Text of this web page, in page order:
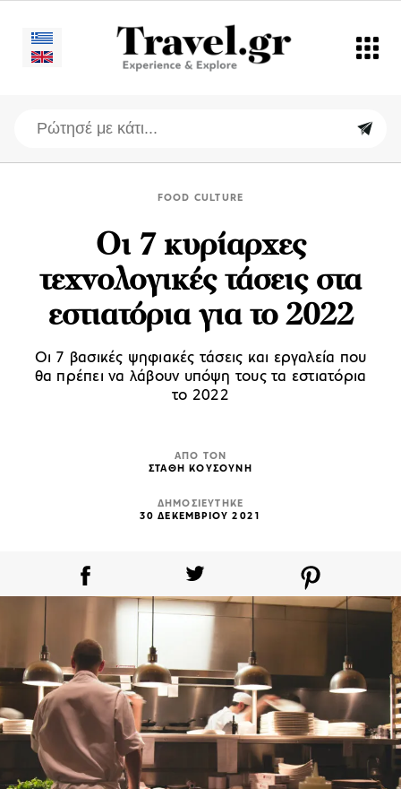
FOOD CULTURE
Oι 7 κυρίαρχες
τεχνολογικές τάσεις στα
εστιατόρια για το 2022
Oι 7 βασικές ψηφιακές τάσεις και εργαλεία που
θα πρέπει να λάβουν υπόψη τους τα εστιατόρια
το 2022
ΑΠΟ ΤΟΝ
ΣΤΑΘΗ ΚΟΥΣΟΥΝΗ
ΔΗΜΟΣΙΕΥΤΗΚΕ
30 ΔΕΚΕΜΒΡΙΟΥ 2021